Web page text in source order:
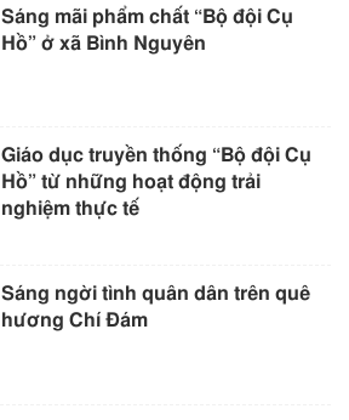
Sáng mãi phẩm chất “Bộ đội Cụ
Hồ” ở xã Bình Nguyên
Giáo dục truyền thống “Bộ đội Cụ
Hồ” từ những hoạt động trải
nghiệm thực tế
Sáng ngời tình quân dân trên quê
hương Chí Đám